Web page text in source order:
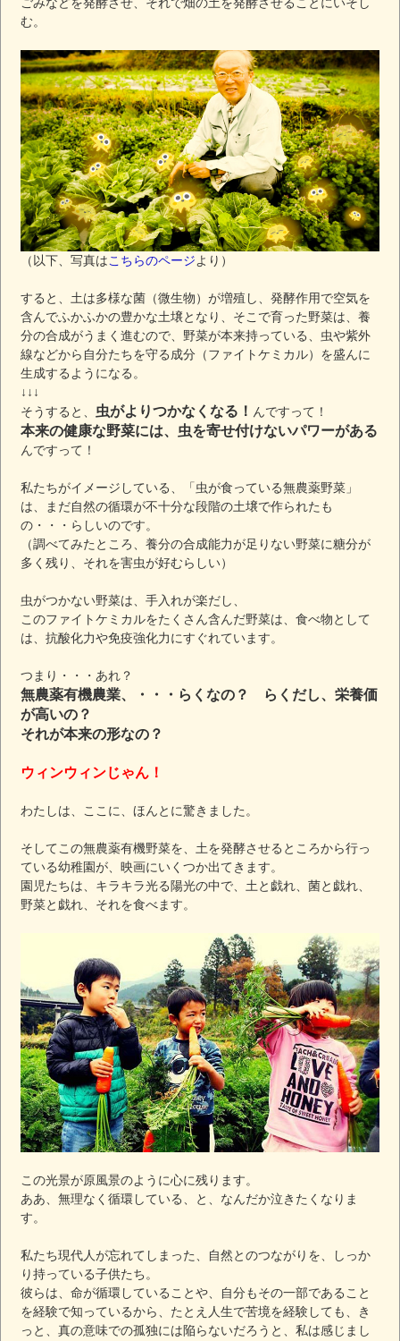
む。
（以下、写真はこちらのページより）
すると、土は多様な菌（微生物）が増殖し、発酵作用で空気を
含んでふかふかの豊かな土壌となり、そこで育った野菜は、養
分の合成がうまく進むので、野菜が本来持っている、虫や紫外
線などから自分たちを守る成分（ファイトケミカル）を盛んに
生成するようになる。
↓↓↓
そうすると、 虫がよりつかなくなる！ んですって！
本来の健康な野菜には、虫を寄せ付けないパワーがある
んですって！
私たちがイメージしている、「虫が食っている無農薬野菜」
は、まだ自然の循環が不十分な段階の土壌で作られたも
の・・・らしいのです。
（調べてみたところ、養分の合成能力が足りない野菜に糖分が
多く残り、それを害虫が好むらしい）
虫がつかない野菜は、手入れが楽だし、
このファイトケミカルをたくさん含んだ野菜は、食べ物として
は、抗酸化力や免疫強化力にすぐれています。
つまり・・・あれ？
無農薬有機農業、・・・らくなの？ らくだし、栄養価
が高いの？
それが本来の形なの？
ウィンウィンじゃん！
わたしは、ここに、ほんとに驚きました。
そしてこの無農薬有機野菜を、土を発酵させるところから行っ
ている幼稚園が、映画にいくつか出てきます。
園児たちは、キラキラ光る陽光の中で、土と戯れ、菌と戯れ、
野菜と戯れ、それを食べます。
この光景が原風景のように心に残ります。
ああ、無理なく循環している、と、なんだか泣きたくなりま
す。
私たち現代人が忘れてしまった、自然とのつながりを、しっか
り持っている子供たち。
彼らは、命が循環していることや、自分もその一部であること
を経験で知っているから、たとえ人生で苦境を経験しても、き
っと、真の意味での孤独には陥らないだろうと、私は感じまし